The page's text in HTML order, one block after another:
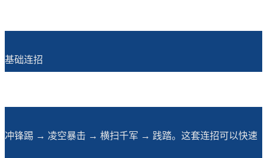
基础连招
冲锋踢 → 凌空暴击 → 横扫千军 → 践踏。这套连招可以快速